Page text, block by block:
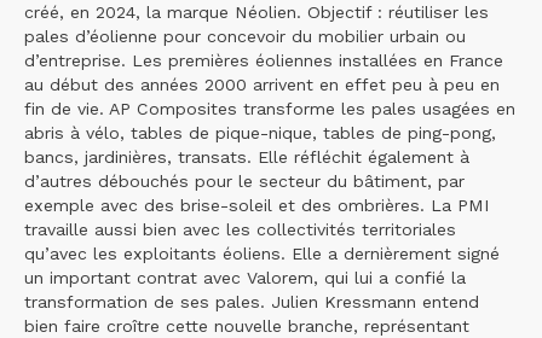
créé, en 2024, la marque Néolien. Objectif : réutiliser les
pales d’éolienne pour concevoir du mobilier urbain ou
d’entreprise. Les premières éoliennes installées en France
au début des années 2000 arrivent en effet peu à peu en
fin de vie. AP Composites transforme les pales usagées en
abris à vélo, tables de pique-nique, tables de ping-pong,
bancs, jardinières, transats. Elle réfléchit également à
d’autres débouchés pour le secteur du bâtiment, par
exemple avec des brise-soleil et des ombrières. La PMI
travaille aussi bien avec les collectivités territoriales
qu’avec les exploitants éoliens. Elle a dernièrement signé
un important contrat avec Valorem, qui lui a confié la
transformation de ses pales. Julien Kressmann entend
bien faire croître cette nouvelle branche, représentant